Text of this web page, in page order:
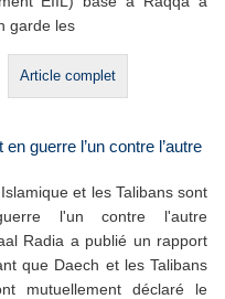
garde les
Article complet
guerre l’un contre l’autre
Islamique et les Talibans sont
l'un contre l'autre
Radia a publié un rapport
que Daech et les Talibans
mutuellement déclaré le